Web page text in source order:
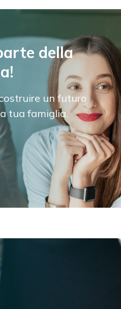
della
un futuro
tua famiglia.